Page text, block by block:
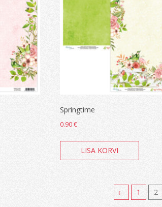
Springtime
0.90€
LISA KORVI
← 1 2